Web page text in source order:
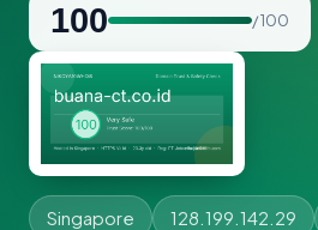
100 / 100
Singapore 128.199.142.29